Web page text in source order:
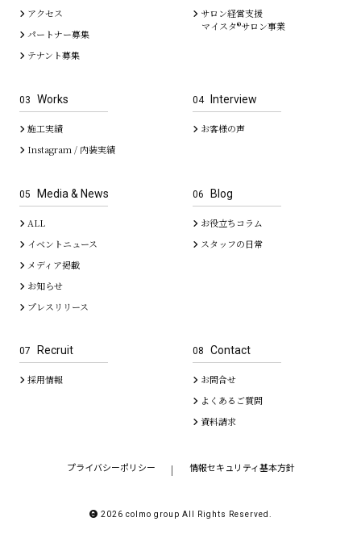
アクセス
パートナー募集
テナント募集
サロン経営支援
マイスタ®サロン事業
03 Works
施工実績
Instagram / 内装実績
04 Interview
お客様の声
05 Media & News
ALL
イベントニュース
メディア掲載
お知らせ
プレスリリース
06 Blog
お役立ちコラム
スタッフの日常
07 Recruit
採用情報
08 Contact
お問合せ
よくあるご質問
資料請求
プライバシーポリシー ｜ 情報セキュリティ基本方針
2026 colmo group All Rights Reserved.